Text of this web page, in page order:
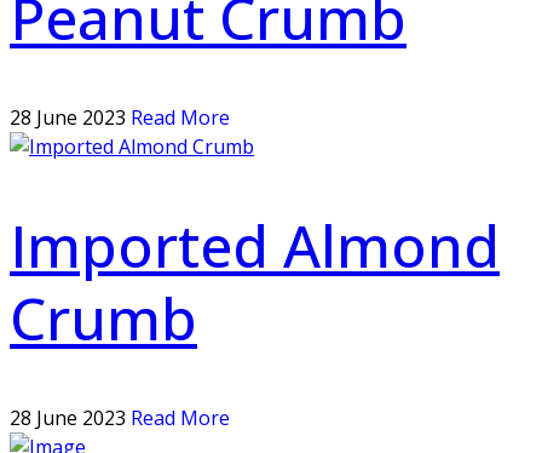
Peanut Crumb
28 June 2023 Read More
Imported Almond
Crumb
28 June 2023 Read More